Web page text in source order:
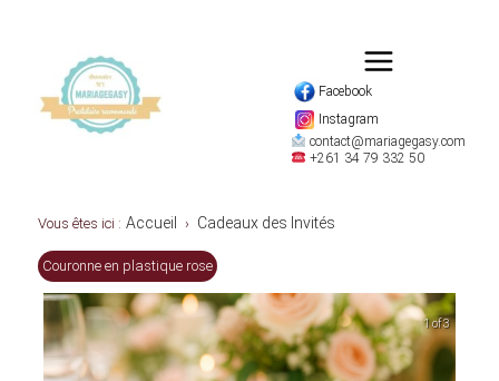
Facebook
Instagram
contact@mariagegasy.com
+261 34 79 332 50
Vous êtes ici : Accueil › Cadeaux des Invités
Couronne en plastique rose
1 of 3